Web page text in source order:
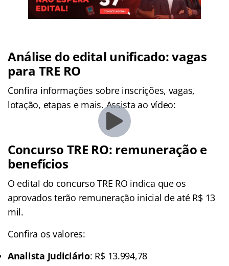
Análise do edital unificado: vagas
para TRE RO
Confira informações sobre inscrições, vagas,
lotação, etapas e mais. Assista ao vídeo:
Concurso TRE RO: remuneração e
benefícios
O edital do concurso TRE RO indica que os
aprovados terão remuneração inicial de até R$ 13
mil.
Confira os valores:
Analista Judiciário: R$ 13.994,78